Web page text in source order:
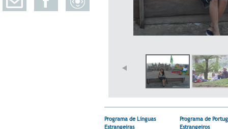
Programa de Línguas
Estrangeiras
Programa de
Estrangeiros